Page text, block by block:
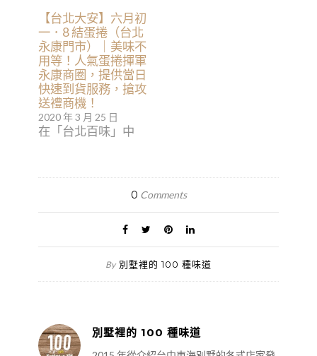
【台北大安】六月初
一．8 結蛋捲（台北
永康門市）｜美味不
用等！人氣蛋捲揮軍
永康商圈，提供當日
快速到貨服務，搶攻
送禮商機！
2020 年 3 月 25 日
在「台北百味」中
0 Comments
By 別墅裡的 100 種味道
別墅裡的 100 種味道